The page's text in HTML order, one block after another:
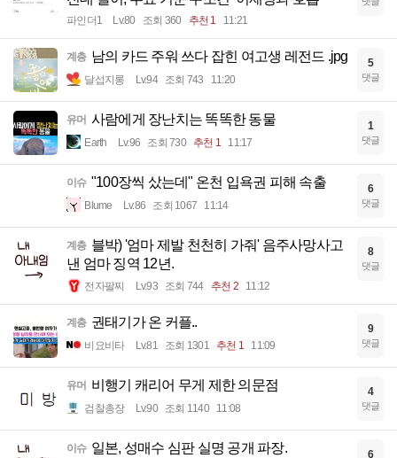
파인더1 Lv.80 조회 360 추천 1 11:21
계층 남의 카드 주워 쓰다 잡힌 여고생 레전드 .jpg
달섭지롱 Lv.94 조회 743 11:20
5
댓글
유머 사람에게 장난치는 똑똑한 동물
Earth Lv.96 조회 730 추천 1 11:17
1
댓글
이슈 "100장씩 샀는데" 온천 입욕권 피해 속출
Blume Lv.86 조회 1067 11:14
6
댓글
계층 블박) '엄마 제발 천천히 가줘' 음주사망사고
낸 엄마 징역 12년.
전자팔찌 Lv.93 조회 744 추천 2 11:12
8
댓글
계층 권태기가 온 커플..
비요비타 Lv.81 조회 1301 추천 1 11:09
9
댓글
유머 비행기 캐리어 무게 제한 의문점
검찰총장 Lv.90 조회 1140 11:08
4
댓글
이슈 일본, 성매수 심판 실명 공개 파장. 6